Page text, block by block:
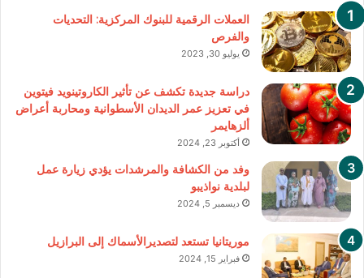
العملات الرقمية للبنوك المركزية: التحديات
والفرص
يوليو 30, 2023
دراسة جديدة تكشف عن تأثير الكاروتينويد فيتوين
في تعزيز عمر الديدان الأسطوانية ومحاربة أعراض
ألزهايمر
أكتوبر 23, 2024
وفد من الكشافة والمرشدات يؤدي زيارة عمل
لبلدية نواذيبو
ديسمبر 5, 2024
موريتانيا تستعد لتصديرالأسماك إلى البرازيل
فبراير 15, 2024